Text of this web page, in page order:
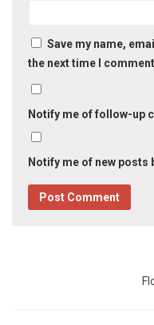
Save my name,
the next time I
Notify me of follow-up
Notify me of new posts